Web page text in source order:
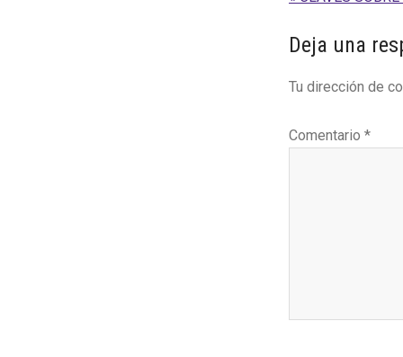
con
lectores
Deja una
Tu dirección de
Comentario *